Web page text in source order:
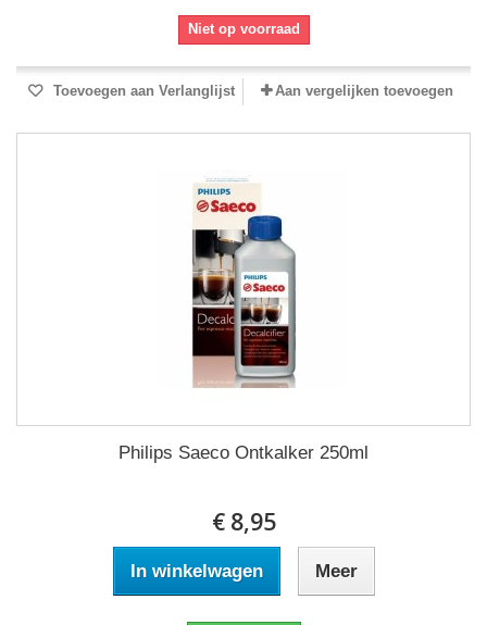
Niet op voorraad
Toevoegen aan Verlanglijst Aan vergelijken toevoegen
Philips Saeco Ontkalker 250ml
€ 8,95
In winkelwagen Meer